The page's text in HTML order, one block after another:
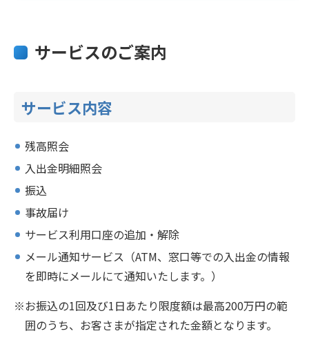
サービスのご案内
サービス内容
残高照会
入出金明細照会
振込
事故届け
サービス利用口座の追加・解除
メール通知サービス（ATM、窓口等での入出金の情報
を即時にメールにて通知いたします。）
お振込の1回及び1日あたり限度額は最高200万円の範
囲のうち、お客さまが指定された金額となります。